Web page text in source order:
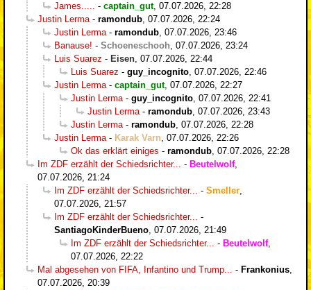
James..... - captain_gut, 07.07.2026, 22:28
Justin Lerma- ramondub, 07.07.2026, 22:24
Justin Lerma- ramondub, 07.07.2026, 23:46
Banause! - Schoeneschooh, 07.07.2026, 23:24
Luis Suarez - Eisen, 07.07.2026, 22:44
Luis Suarez - guy_incognito, 07.07.2026, 22:46
Justin Lerma- captain_gut, 07.07.2026, 22:27
Justin Lerma- guy_incognito, 07.07.2026, 22:41
Justin Lerma- ramondub, 07.07.2026, 23:43
Justin Lerma- ramondub, 07.07.2026, 22:28
Justin Lerma- Karak Varn, 07.07.2026, 22:26
Ok das erklärt einiges - ramondub, 07.07.2026, 22:28
Im ZDF erzählt der Schiedsrichter... - Beutelwolf,
07.07.2026, 21:24
Im ZDF erzählt der Schiedsrichter... - Smeller,
07.07.2026, 21:57
Im ZDF erzählt der Schiedsrichter... -
SantiagoKinderBueno, 07.07.2026, 21:49
Im ZDF erzählt der Schiedsrichter... - Beutelwolf,
07.07.2026, 22:22
Mal abgesehen von FIFA, Infantino und Trump... - Frankonius,
07.07.2026, 20:39